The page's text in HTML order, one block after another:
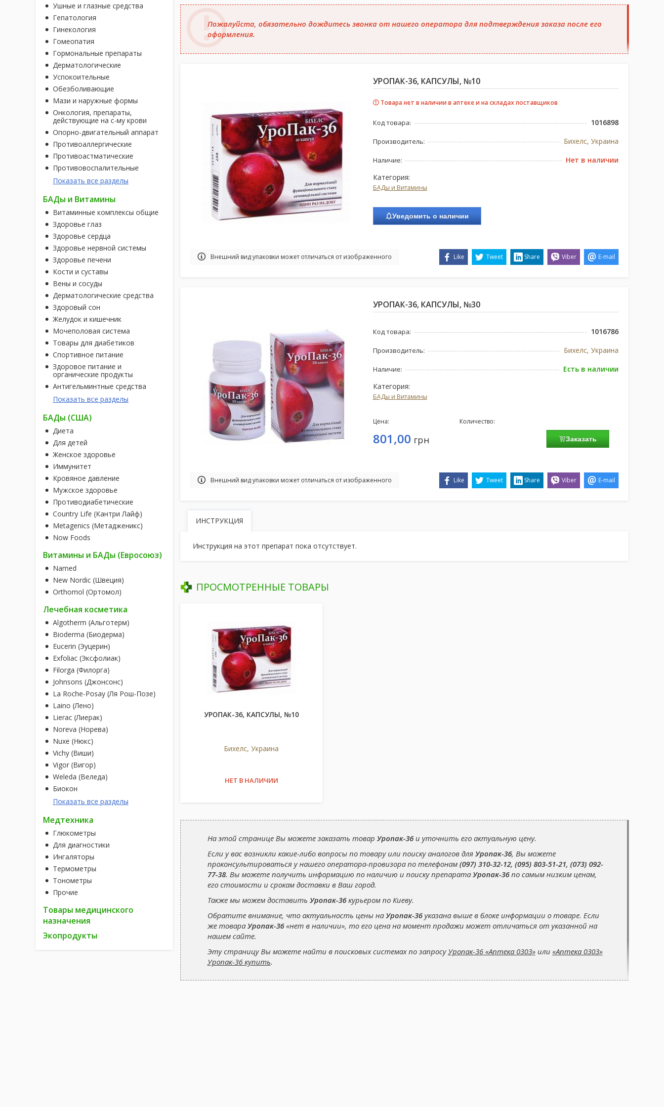
Ушные и глазные средства
Гепатология
Гинекология
Гомеопатия
Гормональные препараты
Дерматологические
Успокоительные
Обезболивающие
Мази и наружные формы
Онкология, препараты,
действующие на с-му крови
Опорно-двигательный аппарат
Противоаллергические
Противоастматические
Противовоспалительные
Показать все разделы
БАДы и Витамины
Витаминные комплексы общие
Здоровье глаз
Здоровье сердца
Здоровье нервной системы
Здоровье печени
Кости и суставы
Вены и сосуды
Дерматологические средства
Здоровый сон
Желудок и кишечник
Мочеполовая система
Товары для диабетиков
Спортивное питание
Здоровое питание и
органические продукты
Антигельминтные средства
Показать все разделы
БАДы (США)
Диета
Для детей
Женское здоровье
Иммунитет
Кровяное давление
Мужское здоровье
Противодиабетические
Country Life (Кантри Лайф)
Metagenics (Метадженикс)
Now Foods
Витамины и БАДы (Евросоюз)
Named
New Nordic (Швеция)
Orthomol (Ортомол)
Лечебная косметика
Algotherm (Альготерм)
Bioderma (Биодерма)
Eucerin (Эуцерин)
Exfoliac (Эксфолиак)
Filorga (Филорга)
Johnsons (Джонсонс)
La Roche-Posay (Ля Рош-Позе)
Laino (Лено)
Lierac (Лиерак)
Noreva (Норева)
Nuxe (Нюкс)
Vichy (Виши)
Vigor (Вигор)
Weleda (Веледа)
Биокон
Показать все разделы
Медтехника
Глюкометры
Для диагностики
Ингаляторы
Термометры
Тонометры
Прочие
Товары медицинского
назначения
Экопродукты
Пожалуйста, обязательно дождитесь звонка от нашего оператора для подтверждения заказа после его
оформления.
УРОПАК-36, КАПСУЛЫ, №10
Товара нет в наличии в аптеке и на складах поставщиков
Код товара: 1016898
Производитель: Бихелс, Украина
Наличие:
Нет в наличии
Категория:
БАДы и Витамины
Уведомить о наличии
Внешний вид упаковки может отличаться от изображенного Like Tweet Share Viber E-mail
УРОПАК-36, КАПСУЛЫ, №30
Код товара: 1016786
Производитель: Бихелс, Украина
Наличие:
Есть в наличии
Категория:
БАДы и Витамины
Цена:
801,00 грн
Количество:
Заказать
Внешний вид упаковки может отличаться от изображенного Like Tweet Share Viber E-mail
ИНСТРУКЦИЯ
Инструкция на этот препарат пока отсутствует.
ПРОСМОТРЕННЫЕ ТОВАРЫ
УРОПАК-36, КАПСУЛЫ, №10
Бихелс, Украина
НЕТ В НАЛИЧИИ
На этой странице Вы можете заказать товар Уропак-36и уточнить его актуальную цену.
Если у вас возникли какие-либо вопросы по товару или поиску аналогов для Уропак-36, Вы можете
проконсультироваться у нашего оператора-провизора по телефонам (097) 310-32-12, (095) 803-51-21, (073) 092-
77-38. Вы можете получить информацию по наличию и поиску препарата Уропак-36по самым низким ценам,
его стоимости и срокам доставки в Ваш город.
Также мы можем доставить Уропак-36курьером по Киеву.
Обратите внимание, что актуальность цены на Уропак-36указана выше в блоке информации о товаре. Если
же товара Уропак-36«нет в наличии», то его цена на момент продажи может отличаться от указанной на
нашем сайте.
Эту страницу Вы можете найти в поисковых системах по запросу Уропак-36 «Аптека 0303»или «Аптека 0303»
Уропак-36 купить.